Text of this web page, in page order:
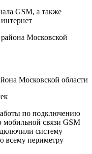
GSM, а также
Московской области
по подключению
мобильной связи GSM
систему
всему периметру